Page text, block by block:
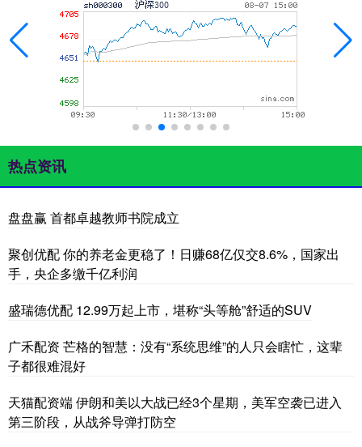
热点资讯
盘盘赢 首都卓越教师书院成立
聚创优配 你的养老金更稳了！日赚68亿仅交8.6%，国家出
手，央企多缴千亿利润
盛瑞德优配 12.99万起上市，堪称“头等舱”舒适的SUV
广禾配资 芒格的智慧：没有“系统思维”的人只会瞎忙，这辈
子都很难混好
天猫配资端 伊朗和美以大战已经3个星期，美军空袭已进入
第三阶段，从战斧导弹打防空